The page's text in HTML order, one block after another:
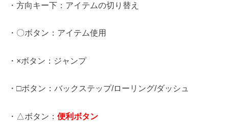
・方向キー下：アイテムの切り替え
・〇ボタン：アイテム使用
・×ボタン：ジャンプ
・□ボタン：バックステップ/ローリング/ダッシュ
・△ボタン：便利ボタン